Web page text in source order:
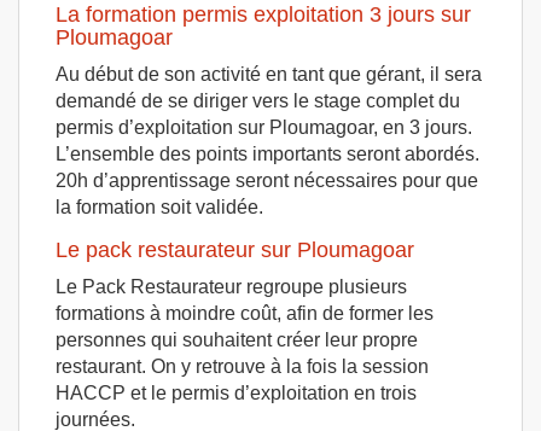
La formation permis exploitation 3 jours sur
Ploumagoar
Au début de son activité en tant que gérant, il sera
demandé de se diriger vers le stage complet du
permis d’exploitation sur Ploumagoar, en 3 jours.
L’ensemble des points importants seront abordés.
20h d’apprentissage seront nécessaires pour que
la formation soit validée.
Le pack restaurateur sur Ploumagoar
Le Pack Restaurateur regroupe plusieurs
formations à moindre coût, afin de former les
personnes qui souhaitent créer leur propre
restaurant. On y retrouve à la fois la session
HACCP et le permis d’exploitation en trois
journées.